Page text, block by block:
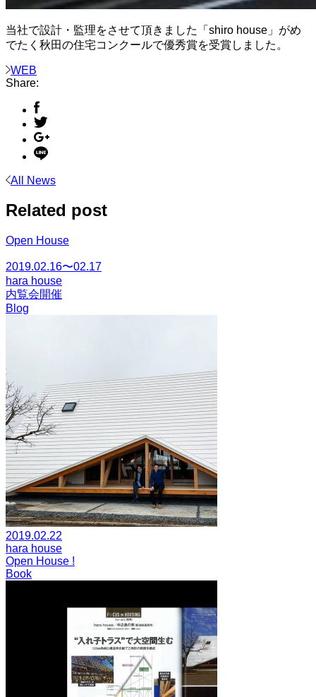
当社で設計・監理をさせて頂きました「shiro house」がめ
でたく秋田の住宅コンクールで優秀賞を受賞しました。
WEB
Share:
All News
Related post
Open House
2019.02.16〜02.17
hara house
内覧会開催
Blog
2019.02.22
hara house
Open House !
Book